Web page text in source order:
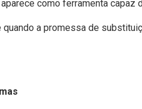
como ferramenta
a promessa de